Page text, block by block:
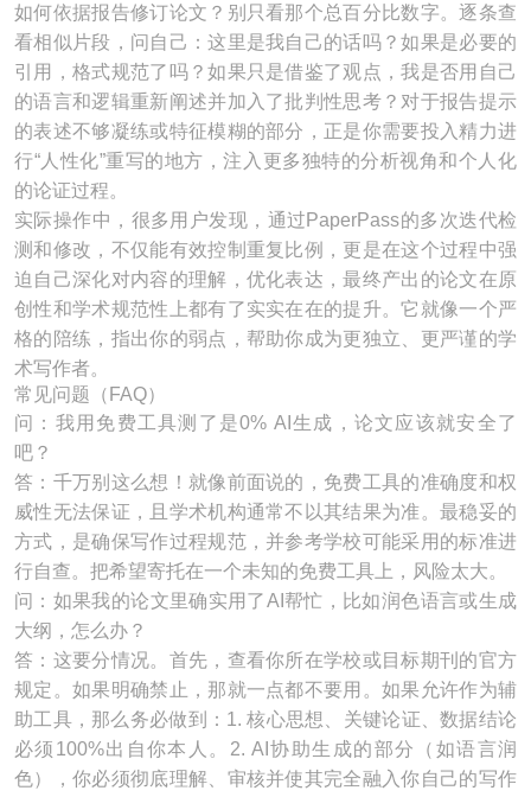
如何依据报告修订论文？别只看那个总百分比数字。逐条查
看相似片段，问自己：这里是我自己的话吗？如果是必要的
引用，格式规范了吗？如果只是借鉴了观点，我是否用自己
的语言和逻辑重新阐述并加入了批判性思考？对于报告提示
的表述不够凝练或特征模糊的部分，正是你需要投入精力进
行“人性化”重写的地方，注入更多独特的分析视角和个人化
的论证过程。
实际操作中，很多用户发现，通过PaperPass的多次迭代检
测和修改，不仅能有效控制重复比例，更是在这个过程中强
迫自己深化对内容的理解，优化表达，最终产出的论文在原
创性和学术规范性上都有了实实在在的提升。它就像一个严
格的陪练，指出你的弱点，帮助你成为更独立、更严谨的学
术写作者。
常见问题（FAQ）
问：我用免费工具测了是0% AI生成，论文应该就安全了
吧？
答：千万别这么想！就像前面说的，免费工具的准确度和权
威性无法保证，且学术机构通常不以其结果为准。最稳妥的
方式，是确保写作过程规范，并参考学校可能采用的标准进
行自查。把希望寄托在一个未知的免费工具上，风险太大。
问：如果我的论文里确实用了AI帮忙，比如润色语言或生成
大纲，怎么办？
答：这要分情况。首先，查看你所在学校或目标期刊的官方
规定。如果明确禁止，那就一点都不要用。如果允许作为辅
助工具，那么务必做到：1. 核心思想、关键论证、数据结论
必须100%出自你本人。2. AI协助生成的部分（如语言润
色），你必须彻底理解、审核并使其完全融入你自己的写作